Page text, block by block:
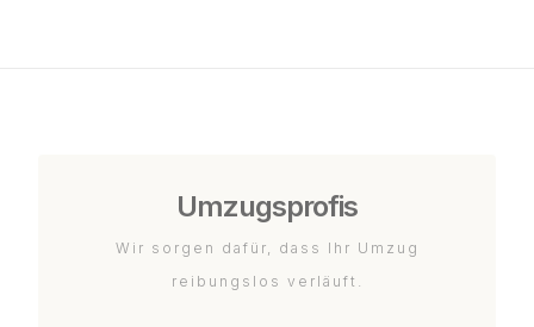
Umzugsprofis
Wir sorgen dafür, dass Ihr Umzug
reibungslos verläuft.